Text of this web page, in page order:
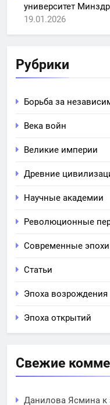
университет
19.01.2026
Рубрики
Борьба за
Века войн
Великие империи
Древние
Научные академии
Революционные
Современные эпохи
Статьи
Эпоха возрождения
Эпоха открытий
Свежие
Данилова Ясмина к